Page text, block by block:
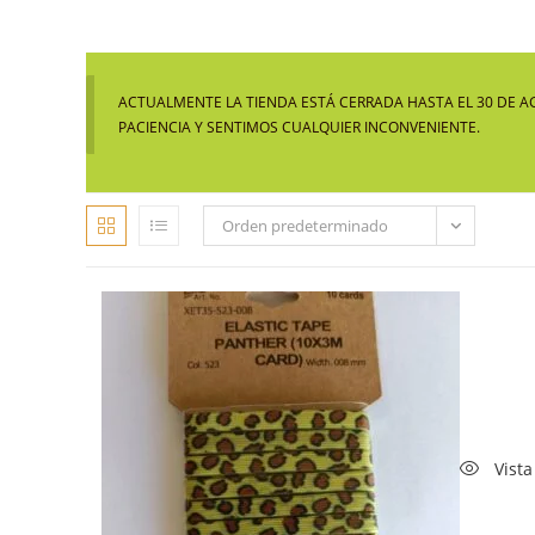
ACTUALMENTE LA TIENDA ESTÁ CERRADA HASTA EL 30 DE
PACIENCIA Y SENTIMOS CUALQUIER INCONVENIENTE.
Orden predeterminado
Vista